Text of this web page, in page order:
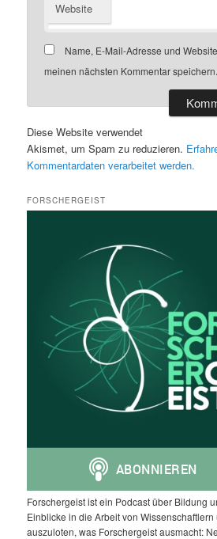
Website
Name, E-Mail-Adresse und
meinen nächsten Kommentar speichern.
Diese Website verwendet
Akismet, um Spam zu reduzieren.
Kommentardaten verarbeitet werden.
FORSCHERGEIST
Forschergeist ist ein Podcast über Bildung
Einblicke in die Arbeit von
auszuloten, was Forschergeist ausmacht: